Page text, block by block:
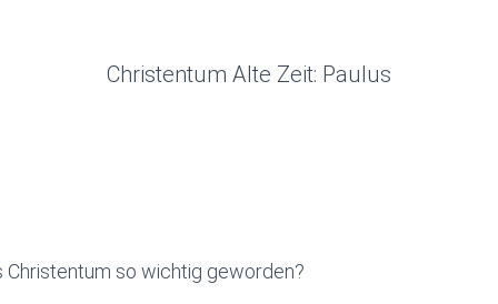
Christentum Alte Zeit: Paulus
Christentum so wichtig geworden?